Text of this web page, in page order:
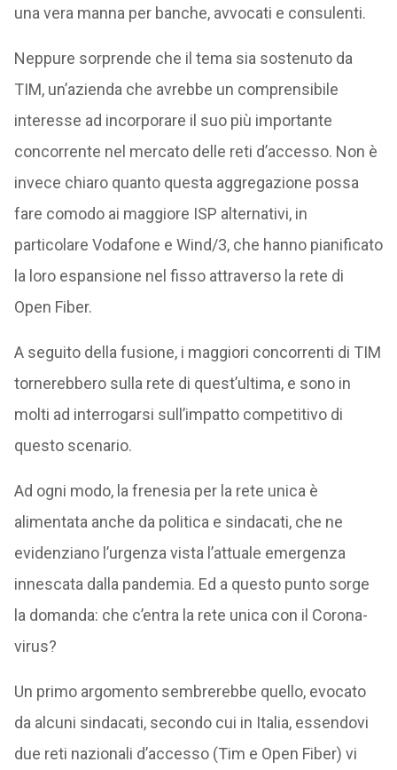
una vera manna per banche, avvocati e consulenti.
Neppure sorprende che il tema sia sostenuto da
TIM, un’azienda che avrebbe un comprensibile
interesse ad incorporare il suo più importante
concorrente nel mercato delle reti d’accesso. Non è
invece chiaro quanto questa aggregazione possa
fare comodo ai maggiore ISP alternativi, in
particolare Vodafone e Wind/3, che hanno pianificato
la loro espansione nel fisso attraverso la rete di
Open Fiber.
A seguito della fusione, i maggiori concorrenti di TIM
tornerebbero sulla rete di quest’ultima, e sono in
molti ad interrogarsi sull’impatto competitivo di
questo scenario.
Ad ogni modo, la frenesia per la rete unica è
alimentata anche da politica e sindacati, che ne
evidenziano l’urgenza vista l’attuale emergenza
innescata dalla pandemia. Ed a questo punto sorge
la domanda: che c’entra la rete unica con il Corona-
virus?
Un primo argomento sembrerebbe quello, evocato
da alcuni sindacati, secondo cui in Italia, essendovi
due reti nazionali d’accesso (Tim e Open Fiber) vi